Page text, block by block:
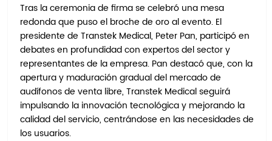
Tras la ceremonia de firma se celebró una mesa
redonda que puso el broche de oro al evento. El
presidente de Transtek Medical, Peter Pan, participó en
debates en profundidad con expertos del sector y
representantes de la empresa. Pan destacó que, con la
apertura y maduración gradual del mercado de
audífonos de venta libre, Transtek Medical seguirá
impulsando la innovación tecnológica y mejorando la
calidad del servicio, centrándose en las necesidades de
los usuarios.